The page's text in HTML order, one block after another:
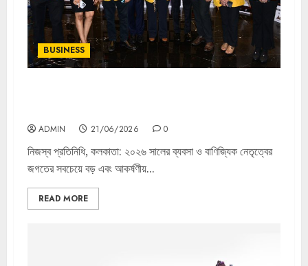
BUSINESS
ADMIN 21/06/2026 0
নিজস্ব প্রতিনিধি, কলকাতা: ২০২৬ সালের ব্যবসা ও বাণিজ্যিক নেতৃত্বের
জগতের সবচেয়ে বড় এবং আকর্ষণীয়...
READ MORE